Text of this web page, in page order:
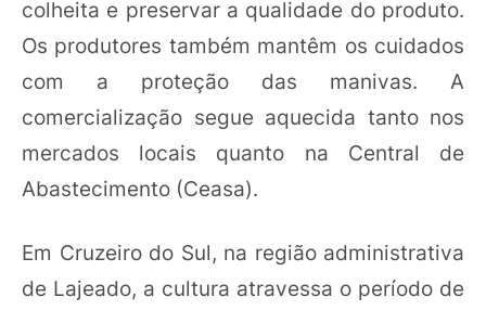
colheita e preservar a qualidade do produto.
Os produtores também mantêm os cuidados
com a proteção das manivas. A
comercialização segue aquecida tanto nos
mercados locais quanto na Central de
Abastecimento (Ceasa).
Em Cruzeiro do Sul, na região administrativa
de Lajeado, a cultura atravessa o período de